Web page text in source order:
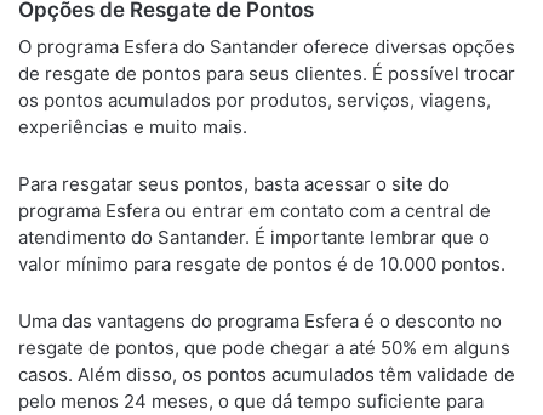
Opções de Resgate de Pontos
O programa Esfera do Santander oferece diversas opções
de resgate de pontos para seus clientes. É possível trocar
os pontos acumulados por produtos, serviços, viagens,
experiências e muito mais.
Para resgatar seus pontos, basta acessar o site do
programa Esfera ou entrar em contato com a central de
atendimento do Santander. É importante lembrar que o
valor mínimo para resgate de pontos é de 10.000 pontos.
Uma das vantagens do programa Esfera é o desconto no
resgate de pontos, que pode chegar a até 50% em alguns
casos. Além disso, os pontos acumulados têm validade de
pelo menos 24 meses, o que dá tempo suficiente para